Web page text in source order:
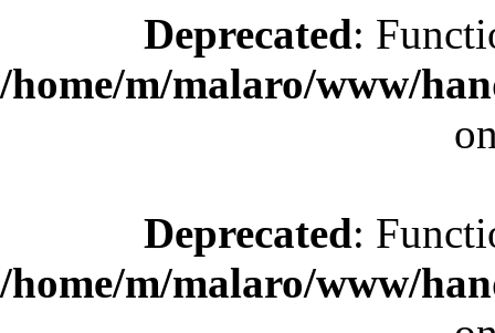
Deprecated:
/home/m/malaro/www/
Deprecated:
/home/m/malaro/www/